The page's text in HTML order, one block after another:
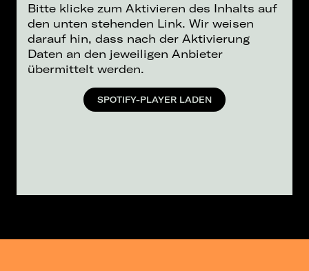
Bitte klicke zum Aktivieren des Inhalts auf
den unten stehenden Link. Wir weisen
darauf hin, dass nach der Aktivierung
Daten an den jeweiligen Anbieter
übermittelt werden.
SPOTIFY-PLAYER LADEN